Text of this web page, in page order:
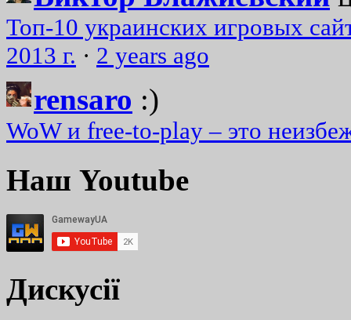
Топ-10 украинских игровых
2013 г. · 2 years ago
rensaro :)
WoW и free-to-play – это
Наш Youtube
Дискусії